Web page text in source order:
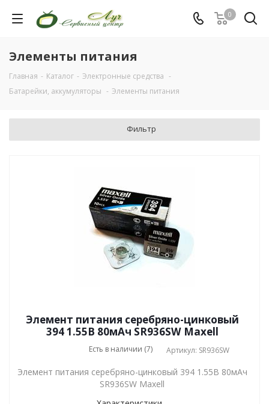
0
Элементы питания
Главная - Каталог - Электронные средства -
Батарейки, аккумуляторы - Элементы питания
Фильтр
Элемент питания серебряно-цинковый
394 1.55В 80мАч SR936SW Maxell
Есть в наличии (7) Артикул: SR936SW
Элемент питания серебряно-цинковый 394 1.55В 80мАч
SR936SW Maxell